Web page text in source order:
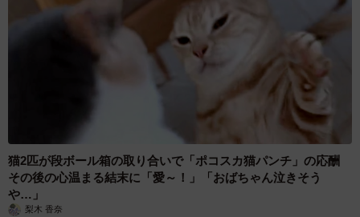
猫2匹が段ボール箱の取り合いで「ポコスカ猫パンチ」の応酬
その後の心温まる結末に「愛～！」「おばちゃん泣きそう
や…」
梨木 香奈